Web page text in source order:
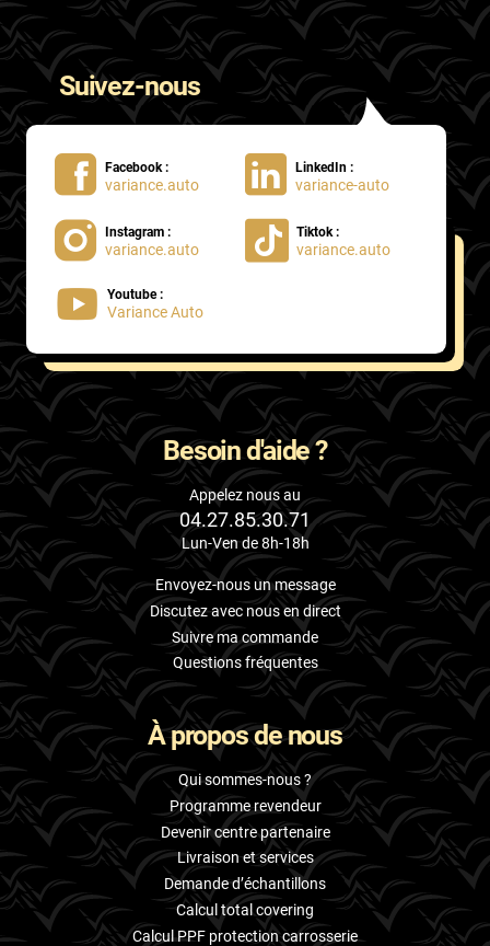
Ora
Peugeot
Plymouth
Pontiac
Porsche
Proton
Renault
Rolls
Rover
Saab
Santana
Saturn
Scania
Scion
Seat
Skoda
Smart
Ssangyong
Subaru
Suzuki
Suivez-nous
Facebook :
variance.auto
LinkedIn :
variance-auto
Instagram :
variance.auto
Tiktok :
variance.auto
Youtube :
Variance Auto
Besoin d'aide ?
Appelez nous au
04.27.85.30.71
Lun-Ven de 8h-18h
Envoyez-nous un message
Discutez avec nous en direct
Suivre ma commande
Questions fréquentes
À propos de nous
Qui sommes-nous ?
Programme revendeur
Devenir centre partenaire
Livraison et services
Demande d’échantillons
Calcul total covering
Calcul PPF protection carrosserie